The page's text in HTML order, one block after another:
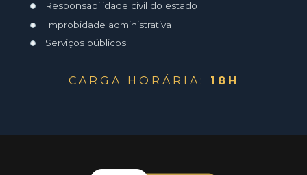
CARGA HORÁRIA: 18H
Responsabilidade civil do estado
Improbidade administrativa
Serviços públicos